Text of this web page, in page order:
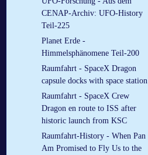
CENAP-Archiv: UFO-History
Teil-225
Planet Erde -
Himmelsphänomene Teil-200
Raumfahrt - SpaceX Dragon
capsule docks with space station
Raumfahrt - SpaceX Crew
Dragon en route to ISS after
historic launch from KSC
Raumfahrt-History - When Pan
Am Promised to Fly Us to the